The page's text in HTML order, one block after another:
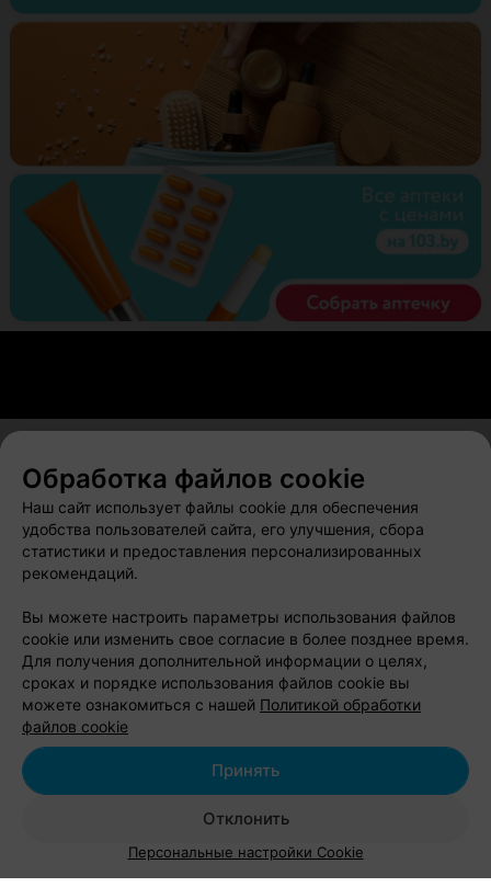
О проекте Новости проекта
Вакансии
Публичный договор
Способы оплаты
Публичный договор по использованию сервиса
Написать в поддержку
Связаться по вопросам сотрудничества
Написать руководителю relax.by
Обработка персональных данных
© 2026 ООО «Артокс Лаб», УНП 191700409, регистрирующий орган -
Обработка файлов cookie
Наш сайт использует файлы cookie для обеспечения
удобства пользователей сайта, его улучшения, сбора
статистики и предоставления персонализированных
рекомендаций.
Вы можете настроить параметры использования файлов
cookie или изменить свое согласие в более позднее время.
Для получения дополнительной информации о целях,
сроках и порядке использования файлов cookie вы
можете ознакомиться с нашей Политикой обработки
файлов cookie
Отклонить
Принять
Персональные настройки Cookie